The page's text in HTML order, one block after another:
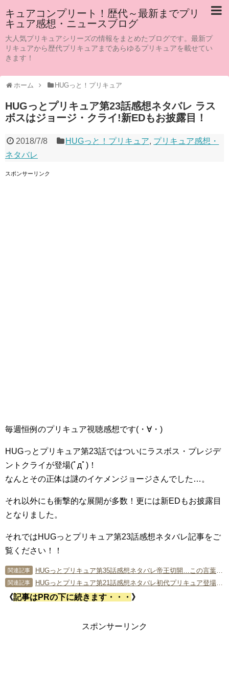
キュアコンプリート！歴代～最新までプリ
キュア感想・ニュースブログ
大人気プリキュアシリーズの情報をまとめたブログです。最新プ
リキュアから歴代プリキュアまであらゆるプリキュアを載せてい
きます！
ホーム HUGっと！プリキュア
HUGっとプリキュア第23話感想ネタバレ ラス
ボスはジョージ・クライ!新EDもお披露目！
2018/7/8 HUGっと！プリキュア, プリキュア感想・
ネタバレ
スポンサーリンク
毎週恒例のプリキュア視聴感想です(・∀・)
HUGっとプリキュア第23話ではついにラスボス・プレジデ
ントクライが登場(ﾟдﾟ)！
なんとその正体は謎のイケメンジョージさんでした…。
それ以外にも衝撃的な展開が多数！更には新EDもお披露目
となりました。
それではHUGっとプリキュア第23話感想ネタバレ記事をご
覧ください！！
関連記事 HUGっとプリキュア第35話感想ネタバレ帝王切開…この言葉をプリキュアで聞くことになるとは…
関連記事 HUGっとプリキュア第21話感想ネタバレ初代プリキュア登場…ギャグ回かと思いきやまさかの展開
《記事はPRの下に続きます・・・ 》
スポンサーリンク